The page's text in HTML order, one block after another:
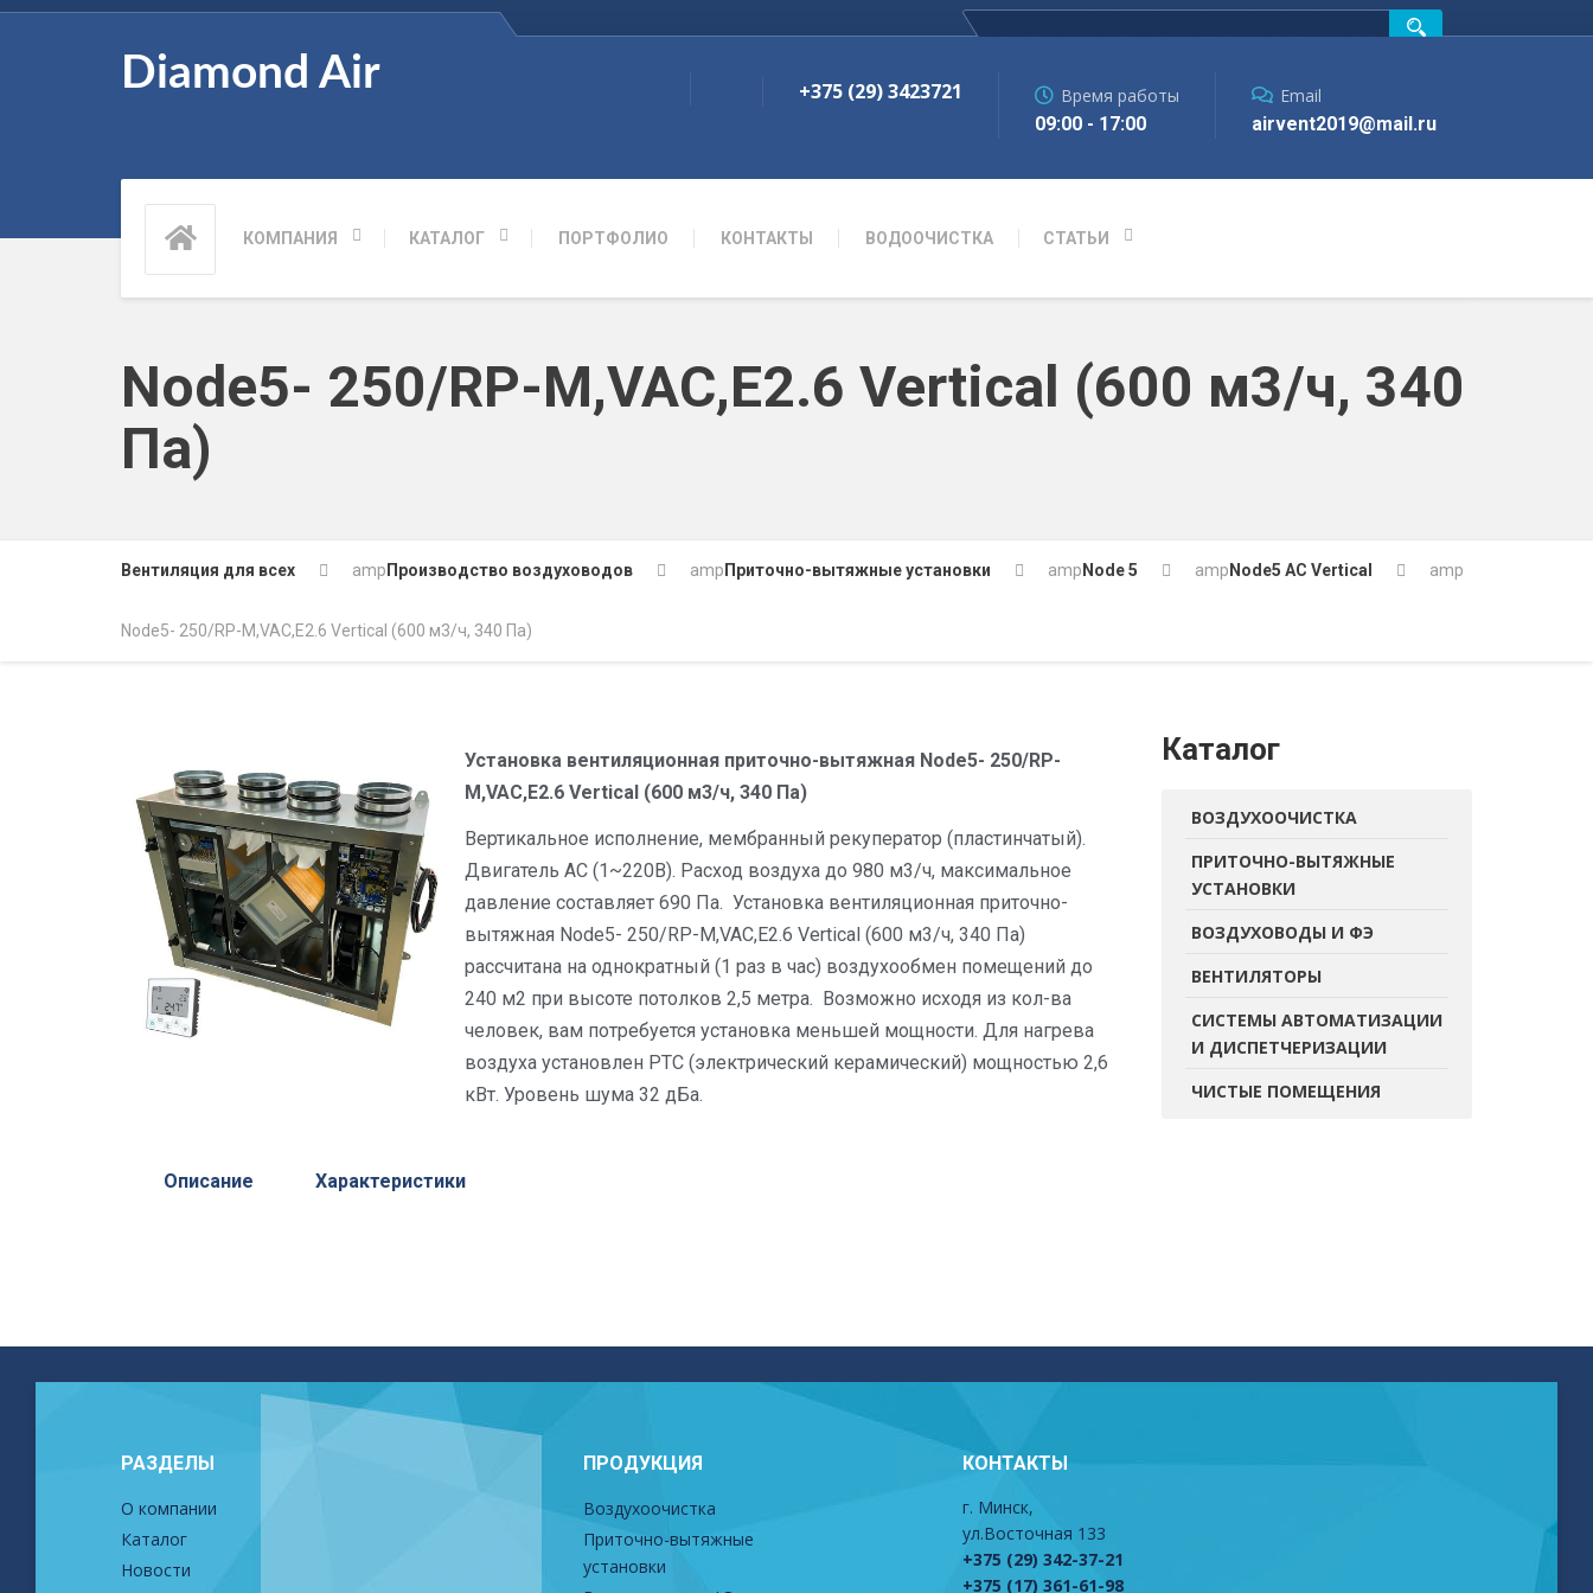
Diamond Air
КОМПАНИЯ КАТАЛОГ ПОРТФОЛИО КОНТАКТЫ ВОДООЧИСТКА СТАТЬИ
+375 (29) 3423721
Время работы
09:00 - 17:00
Email
airvent2019@mail.ru
Node5- 250/RP-M,VAC,E2.6 Vertical (600 м3/ч, 340
Па)
Вентиляция для всех amp Производство воздуховодов amp Приточно-вытяжные установки amp Node 5 amp Node5 AC Vertical amp
Node5- 250/RP-M,VAC,E2.6 Vertical (600 м3/ч, 340 Па)
Установка вентиляционная приточно-вытяжная Node5- 250/RP-
M,VAC,E2.6 Vertical (600 м3/ч, 340 Па)
Вертикальное исполнение, мембранный рекуператор (пластинчатый).
Двигатель AC (1~220В). Расход воздуха до 980 м3/ч, максимальное
давление составляет 690 Па. Установка вентиляционная приточно-
вытяжная Node5- 250/RP-M,VAC,E2.6 Vertical (600 м3/ч, 340 Па)
рассчитана на однократный (1 раз в час) воздухообмен помещений до
240 м2 при высоте потолков 2,5 метра. Возможно исходя из кол-ва
человек, вам потребуется установка меньшей мощности. Для нагрева
воздуха установлен PTC (электрический керамический) мощностью 2,6
кВт. Уровень шума 32 дБа.
Описание Характеристики
Каталог
ВОЗДУХООЧИСТКА
ПРИТОЧНО-ВЫТЯЖНЫЕ
УСТАНОВКИ
ВОЗДУХОВОДЫ И ФЭ
ВЕНТИЛЯТОРЫ
СИСТЕМЫ АВТОМАТИЗАЦИИ
И ДИСПЕТЧЕРИЗАЦИИ
ЧИСТЫЕ ПОМЕЩЕНИЯ
РАЗДЕЛЫ
О компании
Каталог
Новости
ПРОДУКЦИЯ
Воздухоочистка
Приточно-вытяжные
установки
КОНТАКТЫ
г. Минск,
ул.Восточная 133
+375 (29) 342-37-21
+375 (17) 361-61-98